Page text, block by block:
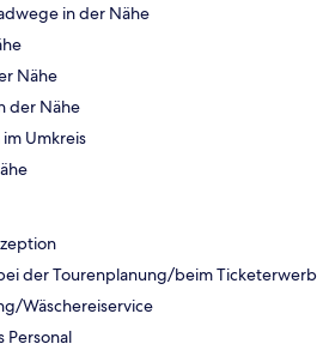
in der Nähe
Nähe
der Nähe
Umkreis
der Tourenplanung/beim Ticketerwerb
Wäschereiservice
Personal